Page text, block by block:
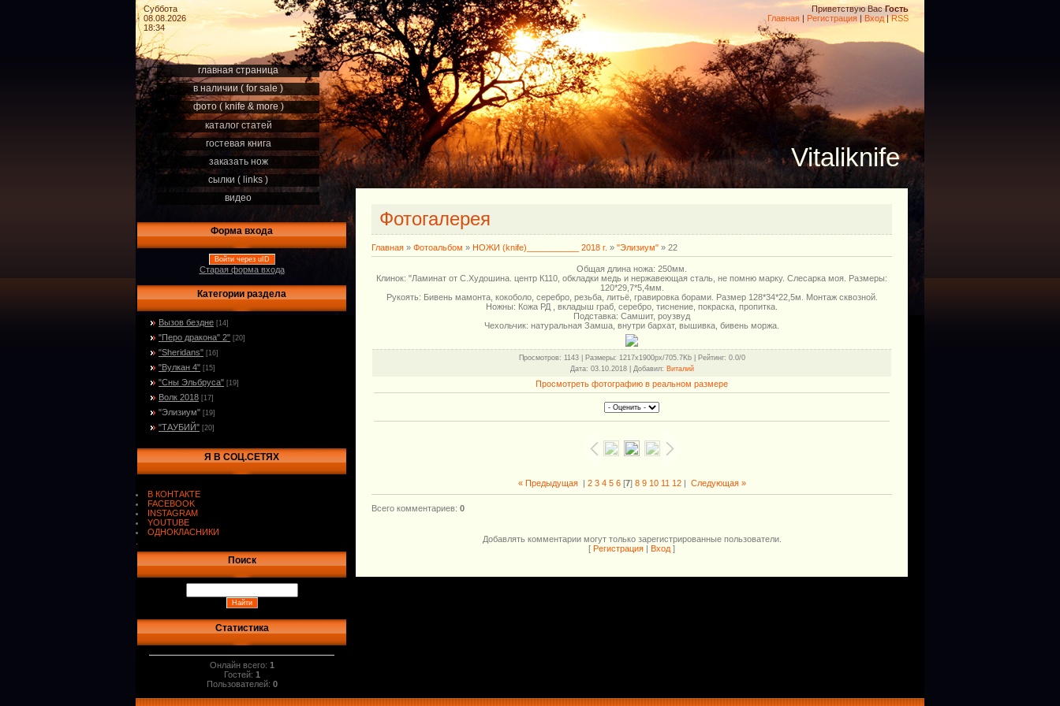
Суббота
08.08.2026
18:34
Приветствую Вас Гость
Главная | Регистрация | Вход|RSS
главная страница
в наличии ( for sale )
фото ( knife & more )
каталог статей
гостевая книга
заказать нож
сылки ( links )
видео
Форма входа
Войти через uID
Старая форма входа
Категории раздела
Вызов бездне [14]
"Перо дракона" 2" [20]
"Sheridans" [16]
"Вулкан 4" [15]
"Сны Эльбруса" [19]
Волк 2018 [17]
"Элизиум" [19]
"ТАУБИЙ" [20]
Я В СОЦ.СЕТЯХ
В КОНТАКТЕ
FACEBOOK
INSTAGRAM
YOUTUBE
ОДНОКЛАСНИКИ
Поиск
Статистика
Онлайн всего: 1
Гостей: 1
Пользователей: 0
Vitaliknife
Фотогалерея
Главная » Фотоальбом » НОЖИ (knife)___________ 2018 г. » "Элизиум" » 22
Общая длина ножа: 250мм.
Клинок: "Ламинат от С.Худошина. центр К110, обкладки медь и нержавеющая сталь, не помню марку. Слесарка моя. Размеры:
120*29,7*5,4мм.
Рукоять: Бивень мамонта, кокоболо, серебро, резьба, литьё, гравировка борами. Размер 128*34*22,5м. Монтаж сквозной.
Ножны: Кожа РД , вкладыш граб, серебро, тиснение, покраска, пропитка.
Подставка: Самшит, роузвуд
Чехольчик: натуральная Замша, внутри бархат, вышивка, бивень моржа.
Просмотров: 1143 | Размеры: 1217x1900px/705.7Kb | Рейтинг: 0.0/0
Дата: 03.10.2018 | Добавил: Виталий
Просмотреть фотографию в реальном размере
« Предыдущая| 2 3 4 5 6[7] 8 9 10 11 12| Следующая »
Всего комментариев: 0
Добавлять комментарии могут только зарегистрированные пользователи.
[ Регистрация Вход ]